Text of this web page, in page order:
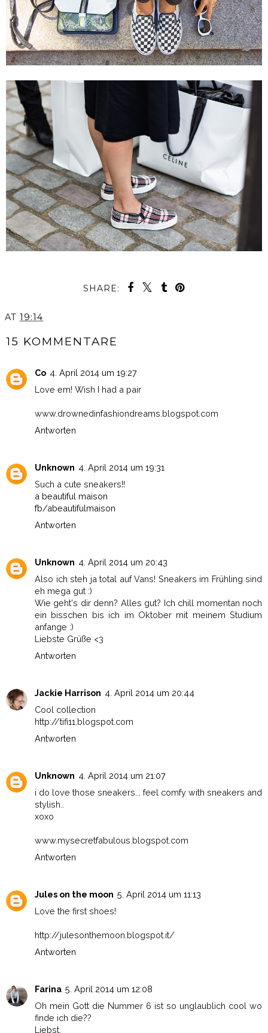
SHARE:
AT 19:14
15 KOMMENTARE
Co 4. April 2014 um 19:27
Love em! Wish I had a pair
www.drownedinfashiondreams.blogspot.com
Antworten
Unknown 4. April 2014 um 19:31
Such a cute sneakers!!
a beautiful maison
fb/abeautifulmaison
Antworten
Unknown 4. April 2014 um 20:43
Also ich steh ja total auf Vans! Sneakers im Frühling sind
eh mega gut :)
Wie geht's dir denn? Alles gut? Ich chill momentan noch
ein bisschen bis ich im Oktober mit meinem Studium
anfange :)
Liebste Grüße <3
Antworten
Jackie Harrison 4. April 2014 um 20:44
Cool collection
http://tifi11.blogspot.com
Antworten
Unknown 4. April 2014 um 21:07
i do love those sneakers... feel comfy with sneakers and
stylish..
xoxo
www.mysecretfabulous.blogspot.com
Antworten
Jules on the moon 5. April 2014 um 11:13
Love the first shoes!
http://julesonthemoon.blogspot.it/
Antworten
Farina 5. April 2014 um 12:08
Oh mein Gott die Nummer 6 ist so unglaublich cool wo
finde ich die??
Liebst,